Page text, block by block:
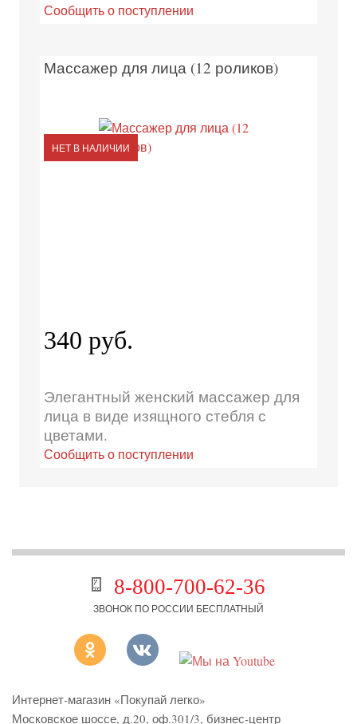
Сообщить о поступлении
Массажер для лица (12 роликов)
НЕТ В НАЛИЧИИ
340 руб.
Элегантный женский массажер для
лица в виде изящного стебля с
цветами.
Сообщить о поступлении
8-800-700-62-36
ЗВОНОК ПО РОССИИ БЕСПЛАТНЫЙ
Интернет-магазин «Покупай легко»
Московское шоссе, д.20, оф.301/3, бизнес-центр